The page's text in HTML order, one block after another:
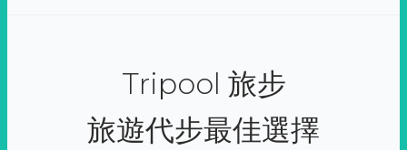
Tripool 旅步
旅遊代步最佳選擇